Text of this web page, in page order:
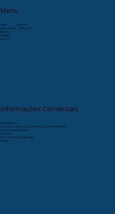
Menu
Início
Læristaðr
Quem somos
VikingCast
Notícias
Publique
Livraria
Informações Comerciais
Atendimento:
Segunda a sexta-feira das 8h as 17h (exceto feriado)
Livraria Especializada:
24 horas
Prazo de Entrega (Brasil):
30 dias